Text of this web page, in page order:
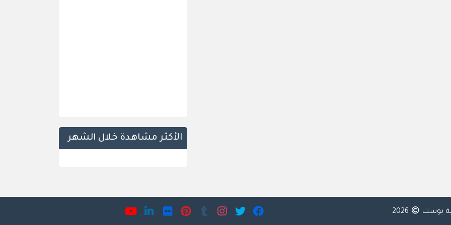
الأكثر مشاهدة خلال الشهر
بوست